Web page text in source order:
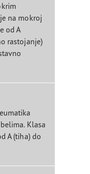
na mokroj
od A
rastojanje)
Klasa
A (tiha) do